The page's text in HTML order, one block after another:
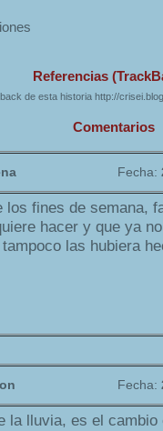
Referencias
de esta historia http://
Comentarios
Fecha:
los fines de semana,
hacer y que ya
las hubiera
Fecha:
la lluvia, es el